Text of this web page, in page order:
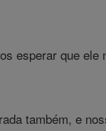
esperar que
também, e